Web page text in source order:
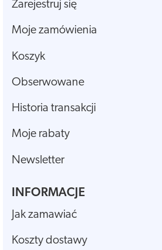
Zarejestruj się
Moje zamówienia
Koszyk
Obserwowane
Historia transakcji
Moje rabaty
Newsletter
INFORMACJE
Jak zamawiać
Koszty dostawy